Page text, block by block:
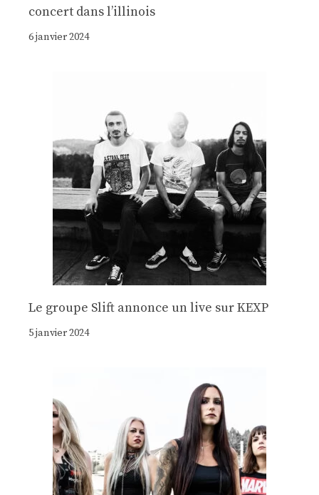
concert dans l’illinois
6 janvier 2024
Le groupe Slift annonce un live sur KEXP
5 janvier 2024